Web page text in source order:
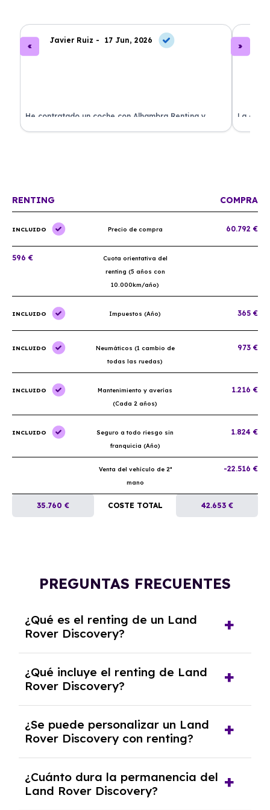
Javier Ruiz - 17 Jun, 2026
He contratado un coche con Alhambra Renting y
estoy impresionado. Todo ha sido transparente y sin
La
RENTING COMPRA
INCLUIDO Precio de compra 60.792 €
596 €
Cuota orientativa del
renting (5 años con
10.000km/año)
INCLUIDO Impuestos (Año) 365 €
INCLUIDO
Neumáticos (1 cambio de
todas las ruedas)
973 €
INCLUIDO
Mantenimiento y averías
(Cada 2 años)
1.216 €
INCLUIDO
Seguro a todo riesgo sin
franquicia (Año)
1.824 €
Venta del vehículo de 2ª
mano
-22.516 €
35.760 € COSTE TOTAL 42.653 €
PREGUNTAS FRECUENTES
¿Qué es el renting de un Land
Rover Discovery?
contrato de alquiler a largo plazo en el que
pagas una cuota mensual fija por el uso del
coche durante un periodo determinado,
generalmente entre 2 y 5 años.
¿Qué incluye el renting de Land
Rover Discovery?
seguro a todo riesgo, mantenimiento,
reparaciones, impuestos, asistencia en
carretera y gestión de la documentación.
¿Se puede personalizar un Land
Rover Discovery con renting?
opciones y equipamiento adicional, siempre y
cuando lo pactes con la empresa de renting.
¿Cuánto dura la permanencia del
Land Rover Discovery?